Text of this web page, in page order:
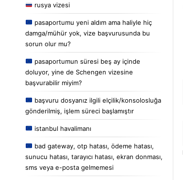
rusya vizesi
pasaportumu yeni aldım ama haliyle hiç
damga/mühür yok, vize başvurusunda bu
sorun olur mu?
pasaportumun süresi beş ay içinde
doluyor, yine de Schengen vizesine
başvurabilir miyim?
başvuru dosyanız ilgili elçilik/konsolosluğa
gönderilmiş, işlem süreci başlamıştır
istanbul havalimanı
bad gateway, otp hatası, ödeme hatası,
sunucu hatası, tarayıcı hatası, ekran donması,
sms veya e-posta gelmemesi